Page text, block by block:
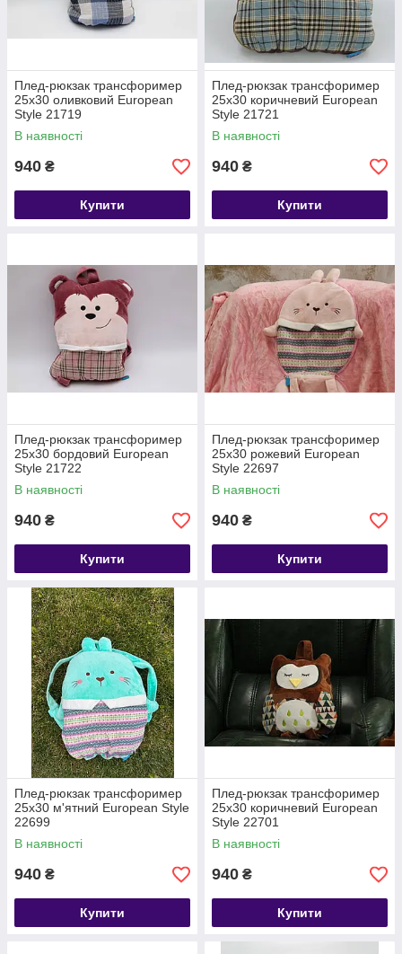
Плед-рюкзак трансфоример
25х30 оливковий European
Style 21719
В наявності
940 ₴
Купити
Плед-рюкзак трансфоример
25х30 коричневий European
Style 21721
В наявності
940 ₴
Купити
Плед-рюкзак трансфоример
25х30 бордовий European
Style 21722
В наявності
940 ₴
Купити
Плед-рюкзак трансфоример
25х30 рожевий European
Style 22697
В наявності
940 ₴
Купити
Плед-рюкзак трансфоример
25х30 м'ятний European Style
22699
В наявності
940 ₴
Купити
Плед-рюкзак трансфоример
25х30 коричневий European
Style 22701
В наявності
940 ₴
Купити